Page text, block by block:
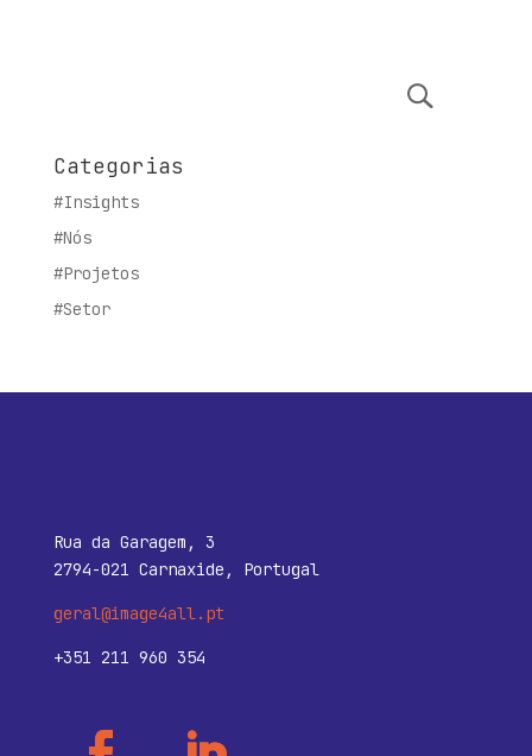
Categorias
#Insights
#Nós
#Projetos
#Setor
Rua da Garagem, 3
2794-021 Carnaxide, Portugal
geral@image4all.pt
+351 211 960 354